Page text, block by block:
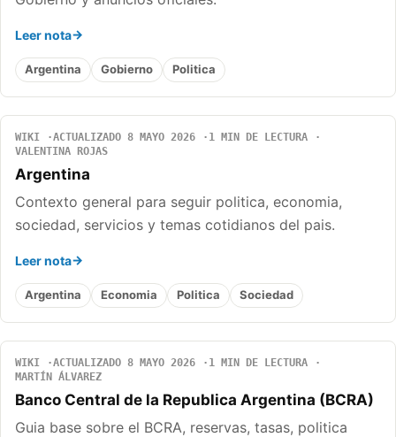
Leer nota
Argentina Gobierno Politica
WIKI ACTUALIZADO 8 MAYO 2026
1 MIN DE LECTURA
VALENTINA ROJAS
Argentina
Contexto general para seguir politica, economia,
sociedad, servicios y temas cotidianos del pais.
Leer nota
Argentina Economia Politica Sociedad
WIKI ACTUALIZADO 8 MAYO 2026
1 MIN DE LECTURA
MARTÍN ÁLVAREZ
Banco Central de la Republica Argentina (BCRA)
Guia base sobre el BCRA, reservas, tasas, politica